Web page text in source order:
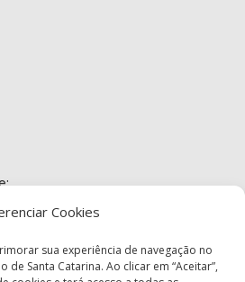
Cookies
sua experiência de navegação no
Santa Catarina. Ao clicar em “Aceitar”,